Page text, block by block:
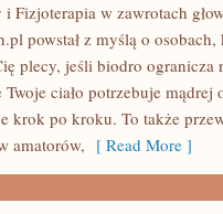
i Fizjoterapia w zawrotach
powstał z myślą o
plecy, jeśli biodro ogranicza
Twoje ciało potrzebuje
krok po kroku. To także
amatorów, [ Read More ]